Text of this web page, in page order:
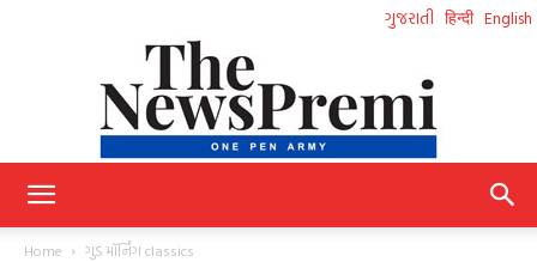
ગુજરાતી हिन्दी English
Home ગુડ મૉર્નિંગ classics